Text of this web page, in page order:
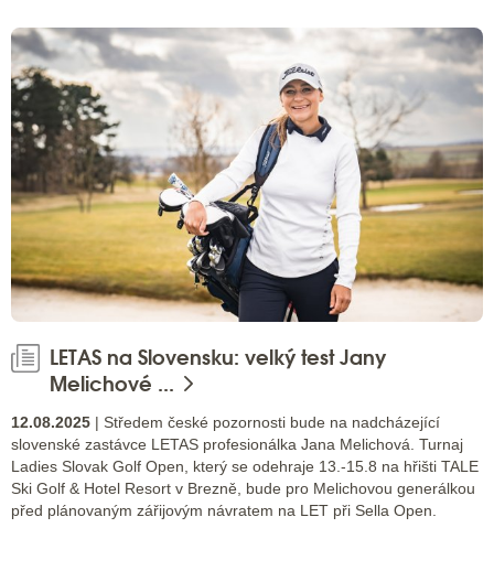
LETAS na Slovensku: velký test Jany
Melichové ...
12.08.2025 | Středem české pozornosti bude na nadcházející
slovenské zastávce LETAS profesionálka Jana Melichová. Turnaj
Ladies Slovak Golf Open, který se odehraje 13.-15.8 na hřišti TALE
Ski Golf & Hotel Resort v Brezně, bude pro Melichovou generálkou
před plánovaným zářijovým návratem na LET při Sella Open.